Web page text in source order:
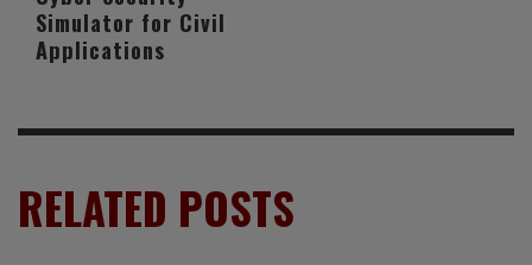
Simulator for Civil
Applications
RELATED POSTS